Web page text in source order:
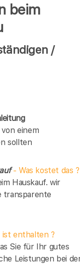
beim
/
einem
sollten
- Was kostet das ?
Hauskauf. wir
transparente
enthalten ?
Sie für Ihr gutes
Leistungen bei